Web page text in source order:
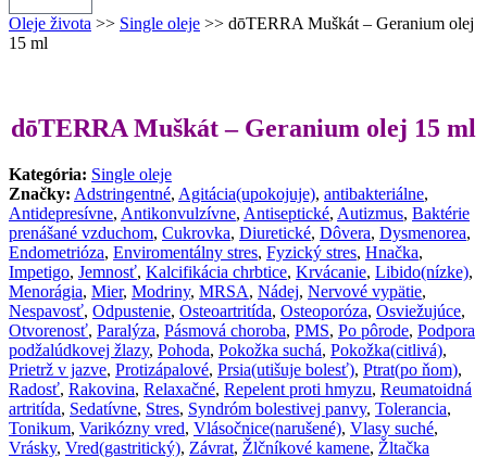
Oleje života >> Single oleje >> dōTERRA Muškát – Geranium olej
15 ml
dōTERRA Muškát – Geranium olej 15 ml
Kategória: Single oleje
Značky: Adstringentné, Agitácia(upokojuje), antibakteriálne,
Antidepresívne, Antikonvulzívne, Antiseptické, Autizmus, Baktérie
prenášané vzduchom, Cukrovka, Diuretické, Dôvera, Dysmenorea,
Endometrióza, Enviromentálny stres, Fyzický stres, Hnačka,
Impetigo, Jemnosť, Kalcifikácia chrbtice, Krvácanie, Libido(nízke),
Menorágia, Mier, Modriny, MRSA, Nádej, Nervové vypätie,
Nespavosť, Odpustenie, Osteoartritída, Osteoporóza, Osviežujúce,
Otvorenosť, Paralýza, Pásmová choroba, PMS, Po pôrode, Podpora
podžalúdkovej žlazy, Pohoda, Pokožka suchá, Pokožka(citlivá),
Prietrž v jazve, Protizápalové, Prsia(utišuje bolesť), Ptrat(po ňom),
Radosť, Rakovina, Relaxačné, Repelent proti hmyzu, Reumatoidná
artritída, Sedatívne, Stres, Syndróm bolestivej panvy, Tolerancia,
Tonikum, Varikózny vred, Vlásočnice(narušené), Vlasy suché,
Vrásky, Vred(gastritický), Závrat, Žlčníkové kamene, Žltačka